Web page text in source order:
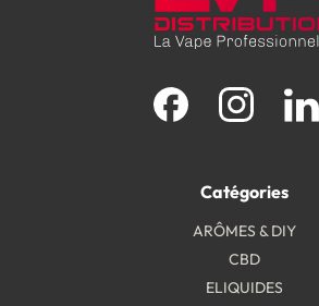
Catégories
ARÔMES & DIY
CBD
ELIQUIDES
Facebook Instagram